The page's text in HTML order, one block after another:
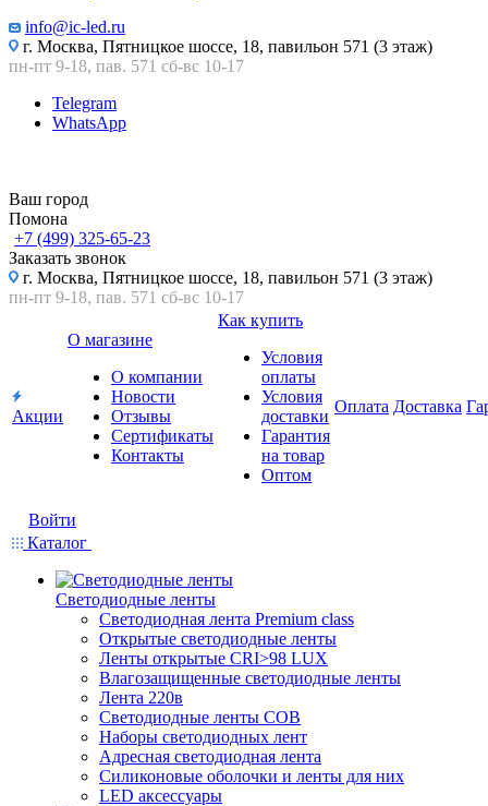
info@ic-led.ru
г. Москва, Пятницкое шоссе, 18, павильон 571 (3 этаж)
пн-пт 9-18, пав. 571 сб-вс 10-17
Telegram
WhatsApp
Ваш город
Помона
+7 (499) 325-65-23
Заказать звонок
г. Москва, Пятницкое шоссе, 18, павильон 571 (3 этаж)
пн-пт 9-18, пав. 571 сб-вс 10-17
Акции
О магазине
О компании
Новости
Отзывы
Сертификаты
Контакты
Как купить
Условия
оплаты
Условия
доставки
Гарантия
на товар
Оптом
Оплата Доставка
Войти
Каталог
Светодиодные ленты
Светодиодная лента Premium class
Открытые светодиодные ленты
Ленты открытые CRI>98 LUX
Влагозащищенные светодиодные ленты
Лента 220в
Светодиодные ленты COB
Наборы светодиодных лент
Адресная светодиодная лента
Силиконовые оболочки и ленты для них
LED аксессуары